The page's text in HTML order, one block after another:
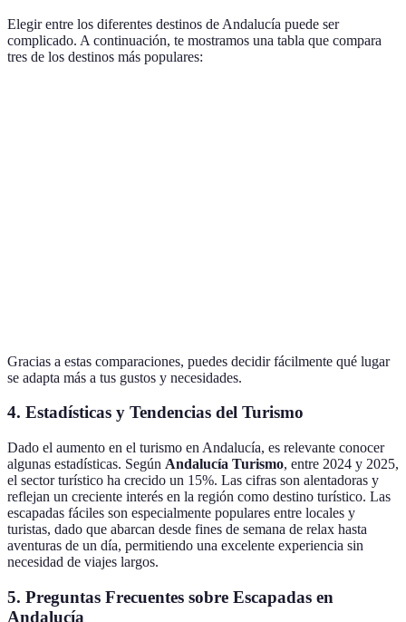
Elegir entre los diferentes destinos de Andalucía puede ser
complicado. A continuación, te mostramos una tabla que compara
tres de los destinos más populares:
Gracias a estas comparaciones, puedes decidir fácilmente qué lugar
se adapta más a tus gustos y necesidades.
4. Estadísticas y Tendencias del Turismo
Dado el aumento en el turismo en Andalucía, es relevante conocer
algunas estadísticas. Según Andalucía Turismo, entre 2024 y 2025,
el sector turístico ha crecido un 15%. Las cifras son alentadoras y
reflejan un creciente interés en la región como destino turístico. Las
escapadas fáciles son especialmente populares entre locales y
turistas, dado que abarcan desde fines de semana de relax hasta
aventuras de un día, permitiendo una excelente experiencia sin
necesidad de viajes largos.
5. Preguntas Frecuentes sobre Escapadas en
Andalucía